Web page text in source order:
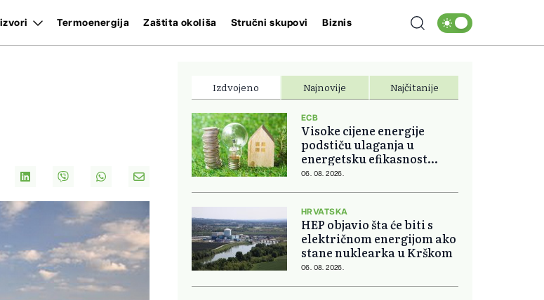
Termoenergija Zaštita okoliša Stručni skupovi Biznis
Izdvojeno Najnovije Najčitanije
ECB
Visoke cijene energije
podstiču ulaganja u
energetsku efikasnost
domova
06. 08. 2026.
HRVATSKA
HEP objavio šta će biti s
električnom energijom ako
stane nuklearka u Krškom
06. 08. 2026.